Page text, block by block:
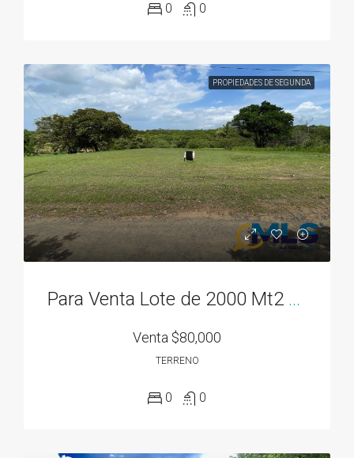
0 0
PROPIEDADES DE SEGUNDA
Para Venta Lote de 2000 Mt2 en Rodeo Viejo, cerca de todo!
Venta $80,000
TERRENO
0 0